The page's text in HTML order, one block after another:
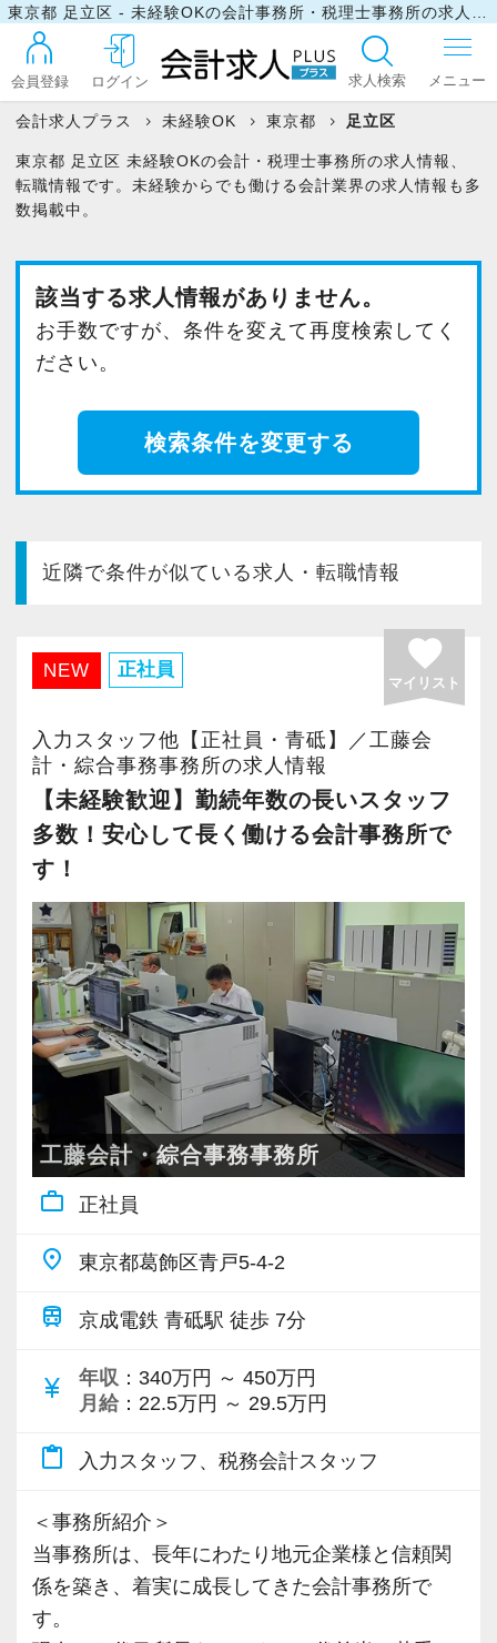
会員登録 ログイン 求人検索
ログイン
最近見た求人
マイリスト
採用ご担当者様
会計求人プラス 未経験OK 東京都 足立区
東京都 足立区 未経験OKの会計・税理士事務所の求人情報、
転職情報です。未経験からでも働ける会計業界の求人情報も多
数掲載中。
該当する求人情報がありません。
お手数ですが、条件を変えて再度検索してく
ださい。
検索条件を変更する
近隣で条件が似ている求人・転職情報
NEW 正社員 favorite
マイリスト
入力スタッフ他【正社員・青砥】／工藤会
計・綜合事務事務所の求人情報
【未経験歓迎】勤続年数の長いスタッフ
多数！安心して長く働ける会計事務所で
す！
工藤会計・綜合事務事務所
work_outline 正社員
place 東京都葛飾区青戸5-4-2
train 京成電鉄 青砥駅 徒歩 7分
currency_yen 年収 ：340万円 ～ 450万円
月給 ：22.5万円 ～ 29.5万円
content_paste 入力スタッフ、税務会計スタッフ
＜事務所紹介＞
当事務所は、長年にわたり地元企業様と信頼関
係を築き、着実に成長してきた会計事務所で
す。